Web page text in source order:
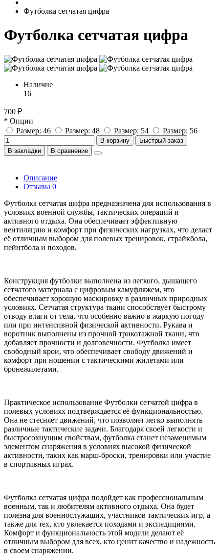
Футболка сетчатая цифра
Футболка сетчатая цифра
Наличие
16
700 ₽
* Опции
Размер: 46
Размер: 48 Размер: 54 Размер: 56
В корзину
Быстрый заказ
В закладки
В сравнение
Описание
Отзывы 0
Футболка сетчатая цифра предназначена для использования в
условиях военной службы, тактических операций и
активного отдыха. Она обеспечивает эффективную
вентиляцию и комфорт при физических нагрузках, что делает
её отличным выбором для полевых тренировок, страйкбола,
пейнтбола и походов.
Конструкция футболки выполнена из легкого, дышащего
сетчатого материала с цифровым камуфляжем, что
обеспечивает хорошую маскировку в различных природных
условиях. Сетчатая структура ткани способствует быстрому
отводу влаги от тела, что особенно важно в жаркую погоду
или при интенсивной физической активности. Рукава и
воротник выполнены из прочной трикотажной ткани, что
добавляет прочности и долговечности. Футболка имеет
свободный крои, что обеспечивает свободу движений и
комфорт при ношении с тактическими жилетами или
бронежилетами.
Практическое использование Футболки сетчатой цифра в
полевых условиях подтверждается её функциональностью.
Она не стесняет движений, что позволяет легко выполнять
различные тактические задачи. Благодаря своей легкости и
быстросохнущим свойствам, футболка станет незаменимым
элементом снаряжения в условиях высокой физической
активности, таких как марш-броски, тренировки или участие
в спортивных играх.
Футболка сетчатая цифра подойдет как профессиональным
военным, так и любителям активного отдыха. Она будет
полезна для военнослужащих, участников тактических игр, а
также для тех, кто увлекается походами и экспедициями.
Комфорт и функциональность этой модели делают её
отличным выбором для всех, кто ценит качество и надежность
в своем снаряжении.